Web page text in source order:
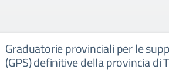
Graduatorie provinciali per le
(GPS) definitive della provincia di